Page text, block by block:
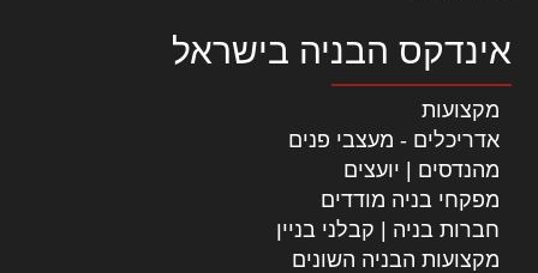
אינדקס הבניה בישראל
מקצועות
אדריכלים - מעצבי פנים
מהנדסים | יועצים
מפקחי בניה מודדים
חברות בניה | קבלני בניין
מקצועות הבניה השונים